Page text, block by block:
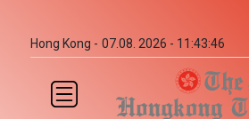
Hong Kong - 07.08. 2026 - 11:43:46